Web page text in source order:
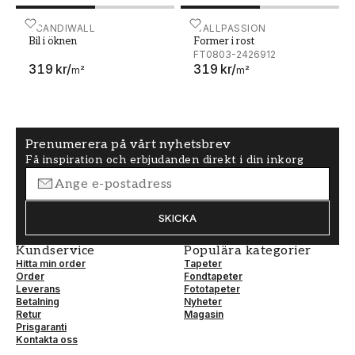
SCANDIWALL
Bil i öknen
319 kr/m²
Bil i öknen WALLPASSION
Former i rost
FT0803-2426912
319 kr/m²
Former i rost
Prenumerera på vårt nyhetsbrev
Få inspiration och erbjudanden direkt i din inkorg
SKICKA
Kundservice
Hitta min order
Order
Leverans
Betalning
Retur
Prisgaranti
Kontakta oss
Populära kategorier
Tapeter
Fondtapeter
Fototapeter
Nyheter
Magasin